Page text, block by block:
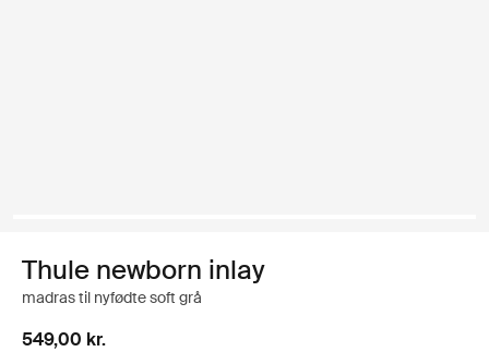
Thule newborn inlay
madras til nyfødte soft grå
549,00 kr.